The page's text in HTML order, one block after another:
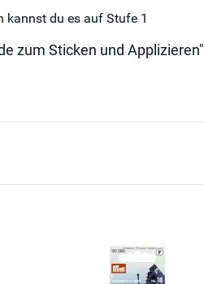
kannst du es auf Stufe 1
zum Sticken und Applizieren"